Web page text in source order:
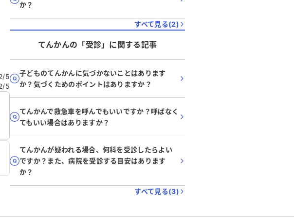
5
5
か？
すべて見る(2)
てんかんの「受診」に関する記事
子どものてんかんに気づかないことはあります
か？気づくためのポイントはありますか？
てんかんで救急車を呼んでもいいですか？呼ばなく
てもいい場合はありますか？
てんかんが疑われる場合、何科を受診したらよい
ですか？また、病院を受診する目安はあります
か？
すべて見る(3)